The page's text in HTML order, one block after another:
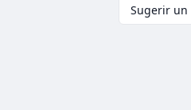
Sugerir un